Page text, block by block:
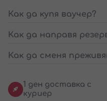
Как да купя ваучер?
Как да направя
Как да сменя
1 ден доставка с
куриер